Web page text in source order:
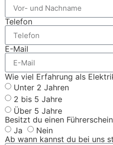
Telefon
E-Mail
Wie viel Erfahrung als
Unter 2 Jahren
2 bis 5 Jahre
Über 5 Jahre
Besitzt du einen
Ja
Nein
Ab wann kannst du bei uns